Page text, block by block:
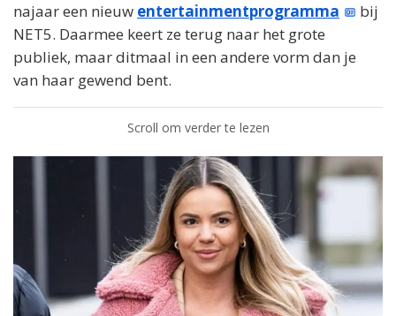
najaar een nieuw entertainmentprogramma
bij
NET5. Daarmee keert ze terug naar het grote
publiek, maar ditmaal in een andere vorm dan je
van haar gewend bent.
Scroll om verder te lezen